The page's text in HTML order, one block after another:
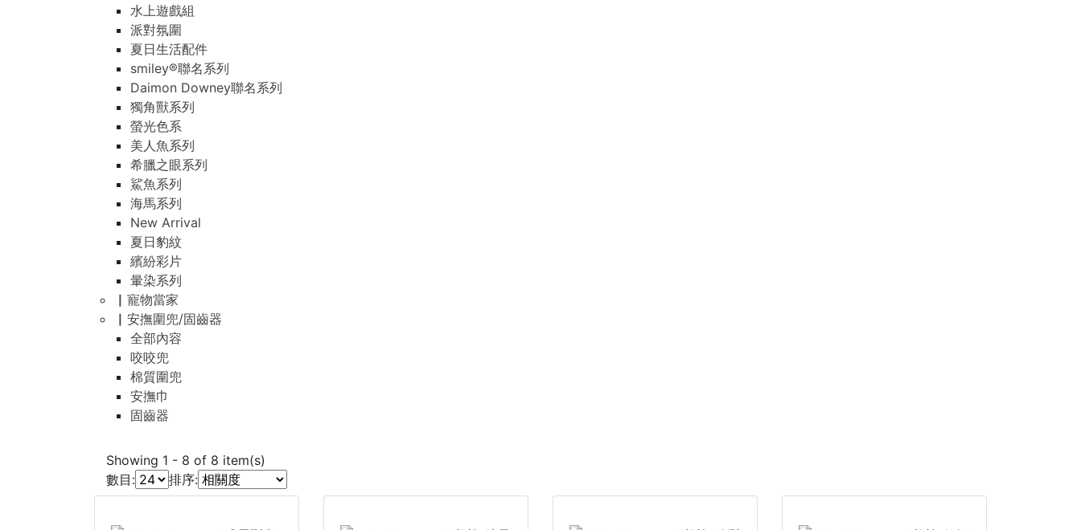
水上遊戲組
派對氛圍
夏日生活配件
smiley®聯名系列
Daimon Downey聯名系列
獨角獸系列
螢光色系
美人魚系列
希臘之眼系列
鯊魚系列
海馬系列
New Arrival
夏日豹紋
繽紛彩片
暈染系列
▏寵物當家
▏安撫圍兜/固齒器
全部內容
咬咬兜
棉質圍兜
安撫巾
固齒器
Showing 1 - 8 of 8 item(s)
數目:
排序: